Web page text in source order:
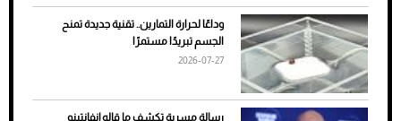
وداعًا لحرارة التمارين.. تقنية جديدة تمنح
الجسم تبريدًا مستمرًا
2026-07-27
رسالة مسربة تكشف ما قاله إنفانتينو